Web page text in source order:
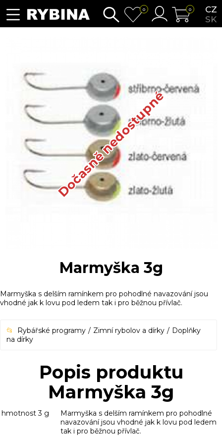
CZ
SK
0 0
Dočasně nedostupné
Marmyška 3g
Marmyška s delším ramínkem pro pohodlné navazování jsou
vhodné jak k lovu pod ledem tak i pro běžnou přívlač.
Rybářské programy Zimní rybolov a dírky
Doplňky
na dírky
Popis produktu
Marmyška 3g
hmotnost 3 g
Marmyška s delším ramínkem pro pohodlné
navazování jsou vhodné jak k lovu pod ledem
tak i pro běžnou přívlač.